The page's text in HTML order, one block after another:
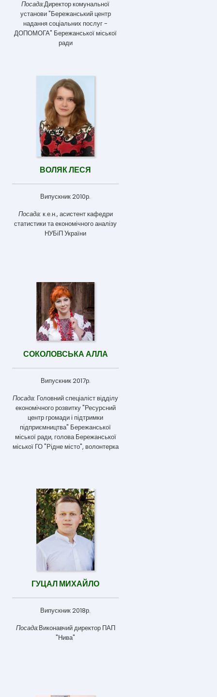
Посада:Директор комунальної
установи "Бережанський центр
надання соціальних послуг -
ДОПОМОГА" Бережанської міської
ради
ВОЛЯК ЛЕСЯ
Випускник 2010р.
Посада: к.е.н., асистент кафедри
статистики та економічного аналізу
НУБіП України
СОКОЛОВСЬКА АЛЛА
Випускник 2017р.
Посада: Головний спеціаліст відділу
економічного розвитку "Ресурсний
центр громади і підтримки
підприємництва" Бережанської
міської ради, голова Бережанської
міської ГО "Рідне місто", волонтерка
ГУЦАЛ МИХАЙЛО
Випускник 2018р.
Посада:Виконавчий директор ПАП
"Нива"